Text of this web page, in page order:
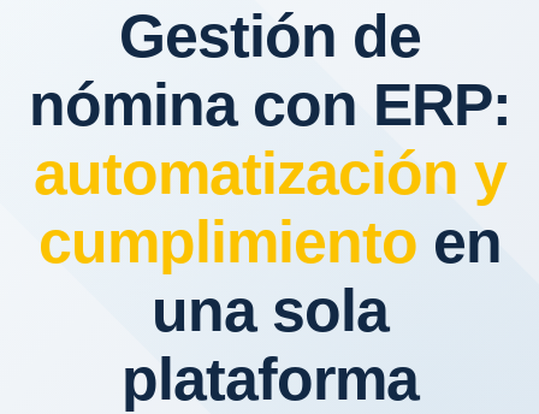
Gestión de
nómina con ERP:
automatización y
cumplimiento en
una sola
plataforma